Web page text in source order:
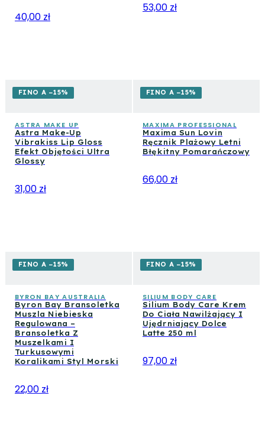
40,00 zł
53,00 zł
FINO A −15%
ASTRA MAKE UP
Astra Make-Up
Vibrakiss Lip Gloss
Efekt Objętości Ultra
Glossy
31,00 zł
FINO A −15%
MAXIMA PROFESSIONAL
Maxima Sun Lovin
Ręcznik Plażowy Letni
Błękitny Pomarańczowy
66,00 zł
FINO A −15%
BYRON BAY AUSTRALIA
Byron Bay Bransoletka
Muszla Niebieska
Regulowana –
Bransoletka Z
Muszelkami I
Turkusowymi
Koralikami Styl Morski
22,00 zł
FINO A −15%
SILIUM BODY CARE
Silium Body Care Krem
Do Ciała Nawilżający I
Ujędrniający Dolce
Latte 250 ml
97,00 zł